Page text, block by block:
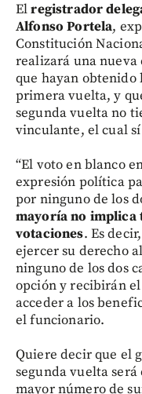
Elregistrador
Alfonso Portela,
Constitución
realizará una nueva
que hayan obtenido
primera vuelta, y
segunda vuelta no
vinculante, el cual
“El voto en blanco
expresión política
por ninguno de los
mayoría no implica
votaciones. Es
ejercer su derecho
ninguno de los dos
opción y recibirán
acceder a los
el funcionario.
Quiere decir que el
segunda vuelta
mayor número de